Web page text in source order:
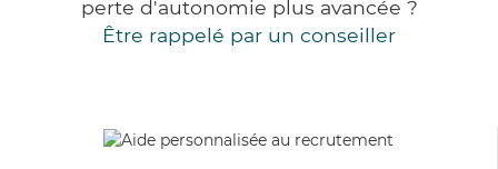
perte d'autonomie plus avancée ?
Être rappelé par un conseiller